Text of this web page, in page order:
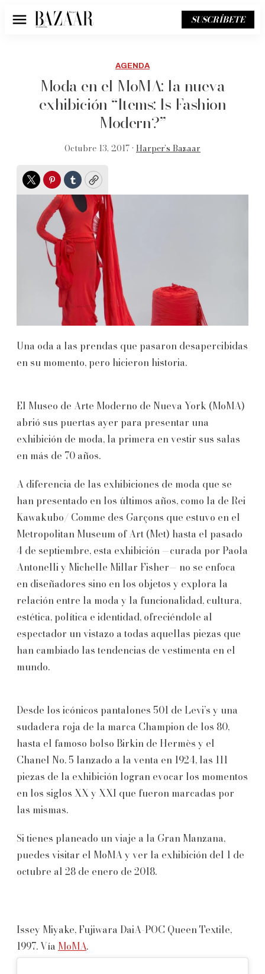
Menú SUSCRÍBETE
AGENDA
Moda en el MoMA: la nueva
exhibición “Items: Is Fashion
Modern?”
Octubre 13, 2017 • Harper’s Bazaar
TwitterPinterest
TumblrCopy
Una oda a las prendas que pasaron desapercibidas
en su momento, pero hicieron historia.
El Museo de Arte Moderno de Nueva York (MoMA)
abrió sus puertas ayer para presentar una
exhibición de moda, la primera en vestir sus salas
en más de 70 años.
A diferencia de las exhibiciones de moda que se
han presentado en los últimos años, como la de Rei
Kawakubo/ Comme des Garçons que estuvo en el
Metropolitan Museum of Art (Met) hasta el pasado
4 de septiembre, esta exhibición —curada por Paola
Antonelli y Michelle Millar Fisher— no se enfoca
en diseñadores sino en los objetos y explora la
relación entre la moda y la funcionalidad, cultura,
estética, política e identidad, ofreciéndole al
espectador un vistazo a todas aquellas piezas que
han cambiado las tendencias de vestimenta en el
mundo.
Desde los icónicos pantalones 501 de Levi’s y una
sudadera roja de la marca Champion de los 80,
hasta el famoso bolso Birkin de Hermès y el
Chanel No. 5 lanzado a la venta en 1924, las 111
piezas de la exhibición logran evocar los momentos
en los siglos XX y XXI que fueron marcadas por
las mismas.
Si tienes planeado un viaje a la Gran Manzana,
puedes visitar el MoMA y ver la exhibición del 1 de
octubre al 28 de enero de 2018.
Issey Miyake, Fujiwara DaiA-POC Queen Textile,
1997. Vía MoMA.